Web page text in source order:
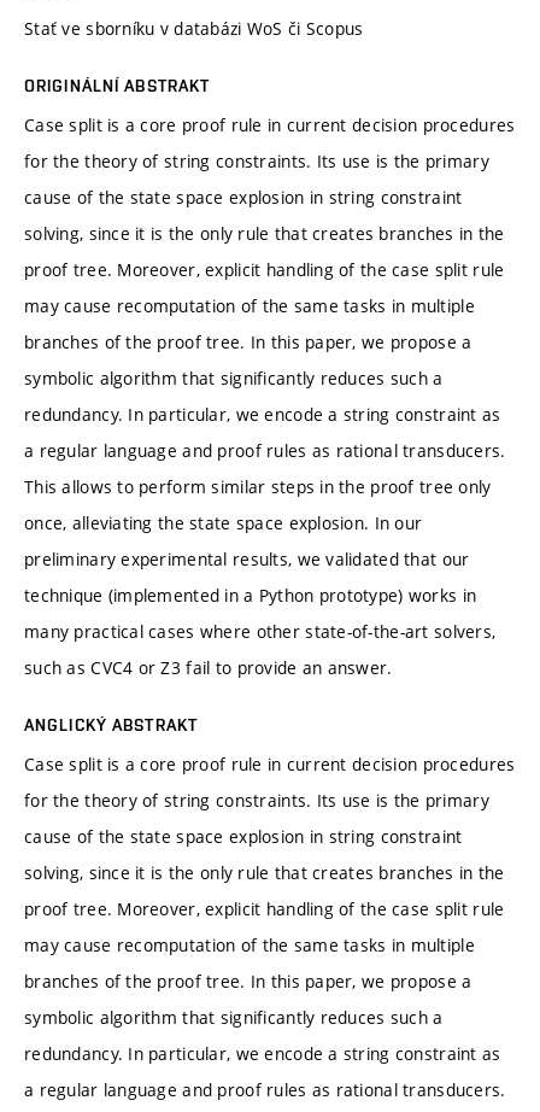
Stať ve sborníku v databázi WoS či Scopus
ORIGINÁLNÍ ABSTRAKT
Case split is a core proof rule in current decision procedures
for the theory of string constraints. Its use is the primary
cause of the state space explosion in string constraint
solving, since it is the only rule that creates branches in the
proof tree. Moreover, explicit handling of the case split rule
may cause recomputation of the same tasks in multiple
branches of the proof tree. In this paper, we propose a
symbolic algorithm that significantly reduces such a
redundancy. In particular, we encode a string constraint as
a regular language and proof rules as rational transducers.
This allows to perform similar steps in the proof tree only
once, alleviating the state space explosion. In our
preliminary experimental results, we validated that our
technique (implemented in a Python prototype) works in
many practical cases where other state-of-the-art solvers,
such as CVC4 or Z3 fail to provide an answer.
ANGLICKÝ ABSTRAKT
Case split is a core proof rule in current decision procedures
for the theory of string constraints. Its use is the primary
cause of the state space explosion in string constraint
solving, since it is the only rule that creates branches in the
proof tree. Moreover, explicit handling of the case split rule
may cause recomputation of the same tasks in multiple
branches of the proof tree. In this paper, we propose a
symbolic algorithm that significantly reduces such a
redundancy. In particular, we encode a string constraint as
a regular language and proof rules as rational transducers.